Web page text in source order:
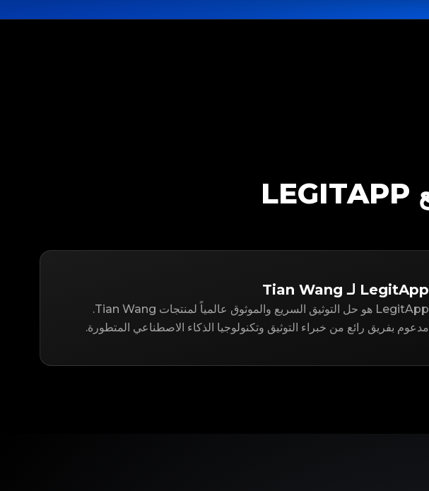
LegitApp لـ Tian Wang
LegitApp هو حل التوثيق السريع والموثوق عالمياً لمنتجات Tian Wang.
مدعوم بفريق رائع من خبراء التوثيق وتكنولوجيا الذكاء الاصطناعي المتطورة.